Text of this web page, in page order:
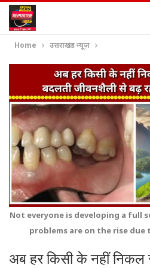
Home उत्तराखंड न्यूज़
Not everyone is developing a full
problems are on the rise
अब हर किसी के नहीं निकल